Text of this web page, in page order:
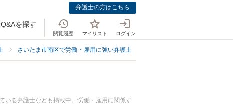
弁護士の方はこちら
を探す
閲覧履歴 マイリスト ログイン
さいたま市南区で労働・雇用に強い弁護士
いる弁護士なども掲載中。労働・雇用に関係す